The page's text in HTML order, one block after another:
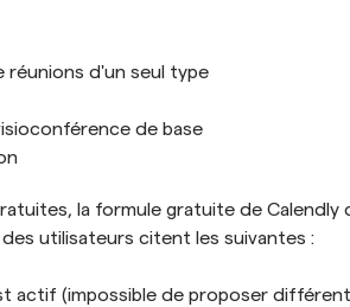
réunions d'un seul type
de base
la formule gratuite de Calendly
utilisateurs citent les suivantes :
actif (impossible de proposer